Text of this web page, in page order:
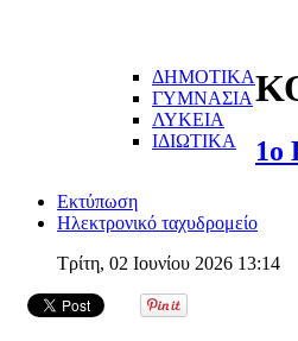
ΔΗΜΟΤΙΚΑ
ΓΥΜΝΑΣΙΑ
ΛΥΚΕΙΑ
ΙΔΙΩΤΙΚΑ
1ο
Εκτύπωση
Ηλεκτρονικό ταχυδρομείο
Τρίτη, 02 Ιουνίου 2026 13:14